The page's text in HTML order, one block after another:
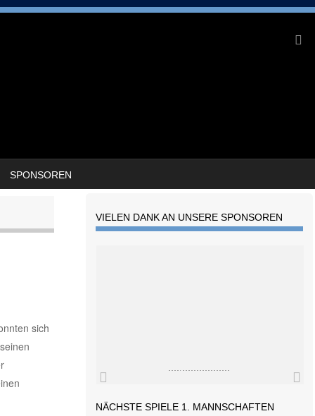
SPONSOREN
sich
VIELEN DANK AN UNSERE SPONSOREN
NÄCHSTE SPIELE 1. MANNSCHAFTEN